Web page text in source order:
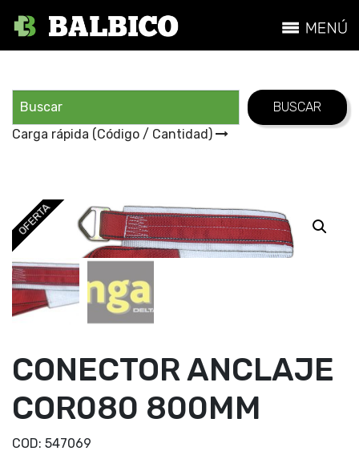
Carga rápida (Código / Cantidad)
OFERTA
CONECTOR ANCLAJE
COR080 800MM
COD: 547069